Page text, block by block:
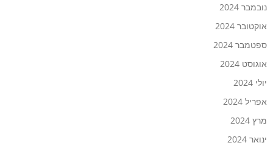
נובמבר 2024
אוקטובר 2024
ספטמבר 2024
אוגוסט 2024
יולי 2024
אפריל 2024
מרץ 2024
ינואר 2024